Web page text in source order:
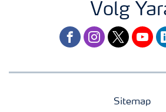
Volg
facebookinstagram
twitteryoutube
Sitemap